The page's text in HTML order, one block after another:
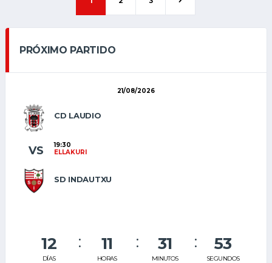
PRÓXIMO PARTIDO
21/08/2026
CD LAUDIO
SD INDAUTXU
VS
19:30
ELLAKURI
12
DÍAS
11
HORAS
31
MINUTOS
52
SEGUNDOS